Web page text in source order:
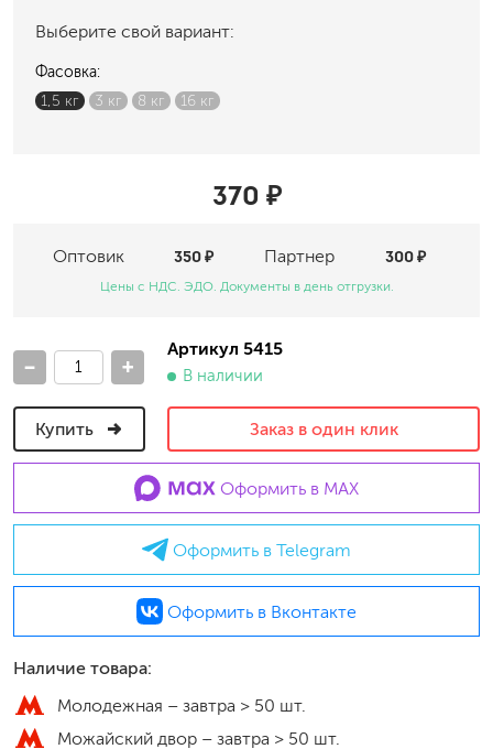
Выберите свой вариант:
Фасовка:
1,5 кг
3 кг 8 кг 16 кг
370 ₽
Оптовик Партнер
350 ₽ 300 ₽
Цены с НДС. ЭДО. Документы в день отгрузки.
- +
Артикул 5415
В наличии
Купить Заказ в один клик
Оформить в MAX
Оформить в Telegram
Оформить в Вконтакте
Наличие товара:
Молодежная – завтра > 50 шт.
Можайский двор – завтра > 50 шт.